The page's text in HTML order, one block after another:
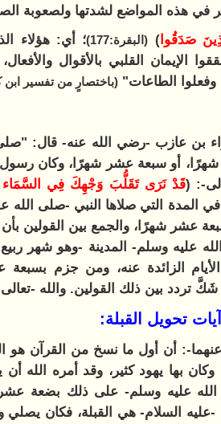
هذه المواضع لشدتها ولصعوبة
صَدَقُوا) (البقرة:177)
؛ أي: هؤلاء
الإيمان القلبي بالأقوال
وفعلوا الطاعات" (باختصارٍ من تفسير ابن
بن عازب -رضي الله عنه- قال:
أو سبعة عشر شهرًا، وكان رسول
: (قَدْ نَرَى تَقَلُّبَ وَجْهِكَ فِي السَّمَاء
المدة التي صلاها النبي -صلى
سبعة عشر شهرًا، والجمع بين
عليه وسلم- المدينة -وهو شهر
الزائدة عنه، ومن جزم
تردد بين ذلك القولين. والله -
تحويل القبلة:
: أن أول ما نسخ من القرآن هو
وكان بها يهود كثير، وقد أمره
الله عليه وسلم- على ذلك بضعة
السلام- هي القبلة، فكان يصلي